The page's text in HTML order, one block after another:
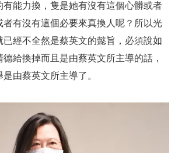
有能力換，隻是她有沒有這個心髒或者
者有沒有這個必要來真換人呢？所以光
經不全然是蔡英文的懿旨，必須說如
給換掉而且是由蔡英文所主導的話，
由蔡英文所主導了。